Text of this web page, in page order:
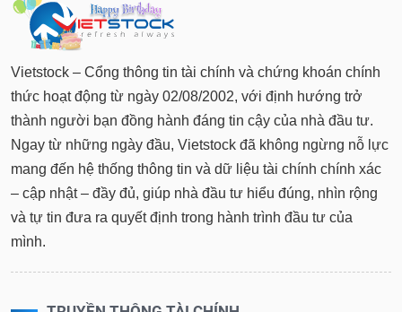
Vietstock – Cổng thông tin tài chính và chứng khoán chính
thức hoạt động từ ngày 02/08/2002, với định hướng trở
thành người bạn đồng hành đáng tin cậy của nhà đầu tư.
Ngay từ những ngày đầu, Vietstock đã không ngừng nỗ lực
mang đến hệ thống thông tin và dữ liệu tài chính chính xác
– cập nhật – đầy đủ, giúp nhà đầu tư hiểu đúng, nhìn rộng
và tự tin đưa ra quyết định trong hành trình đầu tư của
mình.